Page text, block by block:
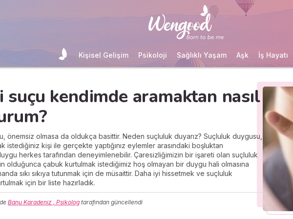
Kişisel Gelişim Psikoloji Sağlıklı Yaşam Aşk İş Hayatı
suçu kendimde aramaktan nasıl
önemsiz olmasa da oldukça basittir. Neden suçluluk duyarız? Suçluluk duygusu,
istediğiniz kişi ile gerçekte yaptığınız eylemler arasındaki boşluktan
herkes tarafından deneyimlenebilir. Çaresizliğimizin bir işareti olan suçluluk
olduğunca çabuk kurtulmak istediğimiz hoş olmayan bir duygu hali olmasına
sıkı sıkıya tutunmak için de müsaittir. Daha iyi hissetmek ve suçluluk
için bir liste hazırladık.
Banu Karadeniz , Psikolog tarafından güncellendi